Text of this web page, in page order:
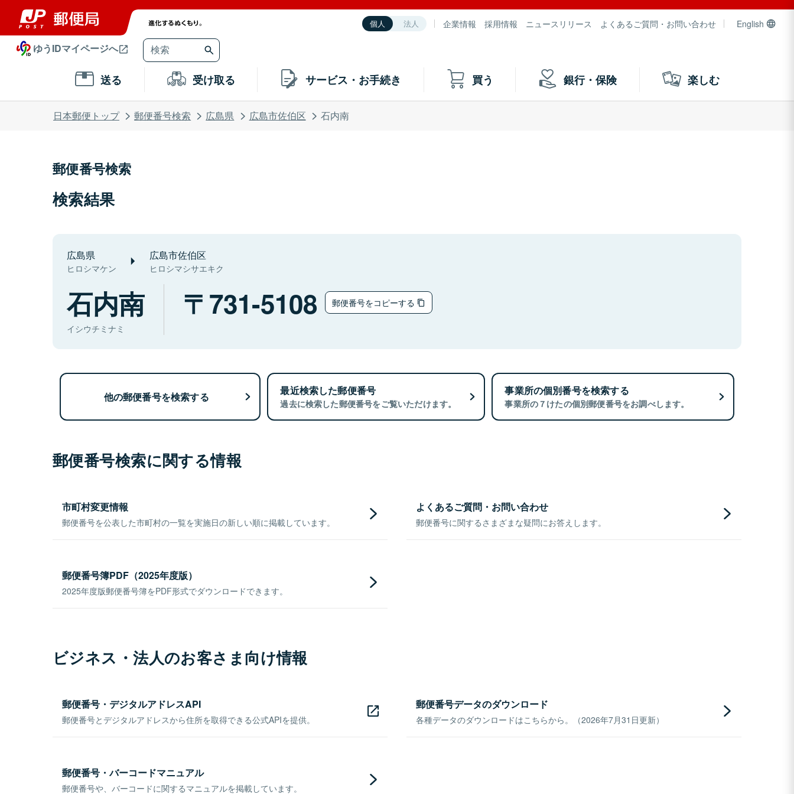
個人 法人 企業情報 採用情報 ニュースリリース よくあるご質問・お問い合わせ English
ゆうIDマイページへ
送る 受け取る サービス・お手続き 買う 銀行・保険 楽しむ
日本郵便トップ 郵便番号検索 広島県 広島市佐伯区 石内南
郵便番号検索
検索結果
広島県
ヒロシマケン
広島市佐伯区
ヒロシマシサエキク
石内南
イシウチミナミ
731-5108 郵便番号をコピーする
他の郵便番号を検索する 最近検索した郵便番号
過去に検索した郵便番号をご覧いただけます。
事業所の個別番号を検索する
事業所の７けたの個別郵便番号をお調べします。
郵便番号検索に関する情報
市町村変更情報
郵便番号を公表した市町村の一覧を実施日の新しい順に掲載しています。
よくあるご質問・お問い合わせ
郵便番号に関するさまざまな疑問にお答えします。
郵便番号簿PDF（2025年度版）
2025年度版郵便番号簿をPDF形式でダウンロードできます。
ビジネス・法人のお客さま向け情報
郵便番号・デジタルアドレスAPI
郵便番号とデジタルアドレスから住所を取得できる公式APIを提供。
郵便番号データのダウンロード
各種データのダウンロードはこちらから。（2026年7月31日更新）
郵便番号・バーコードマニュアル
郵便番号や、バーコードに関するマニュアルを掲載しています。